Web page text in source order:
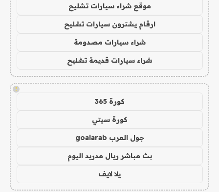
موقع شراء سيارات تشليح
ارقام يشترون سيارات تشليح
شراء سيارات مصدومة
شراء سيارات قديمة تشليح
!
كورة 365
كورة سيتي
جول العرب goalarab
بث مباشر ريال مدريد اليوم
يلا لايف